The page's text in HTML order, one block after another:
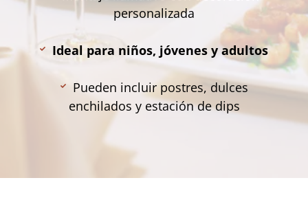
personalizada
Ideal para niños, jóvenes y adultos
Pueden incluir postres, dulces
enchilados y estación de dips